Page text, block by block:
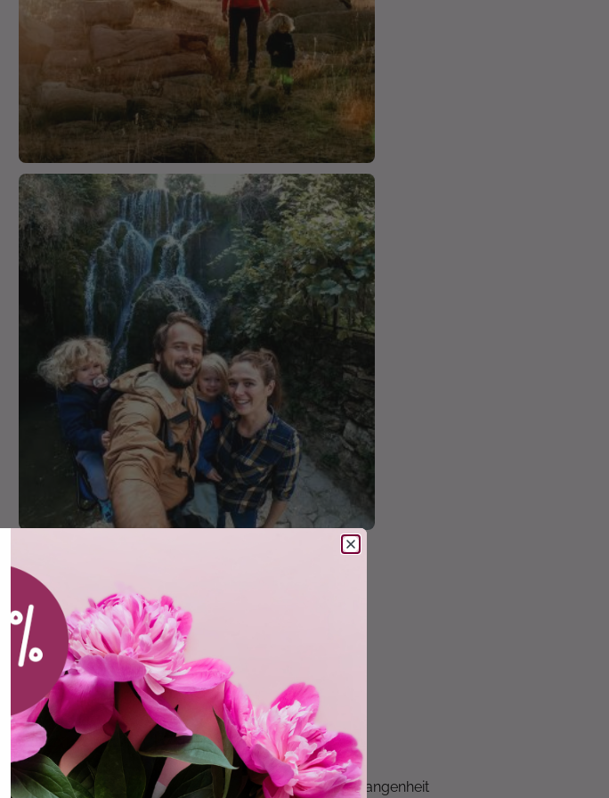
ersten Male" Collage
bedeuten, dass die Personen eine gemeinsame Vergangenheit